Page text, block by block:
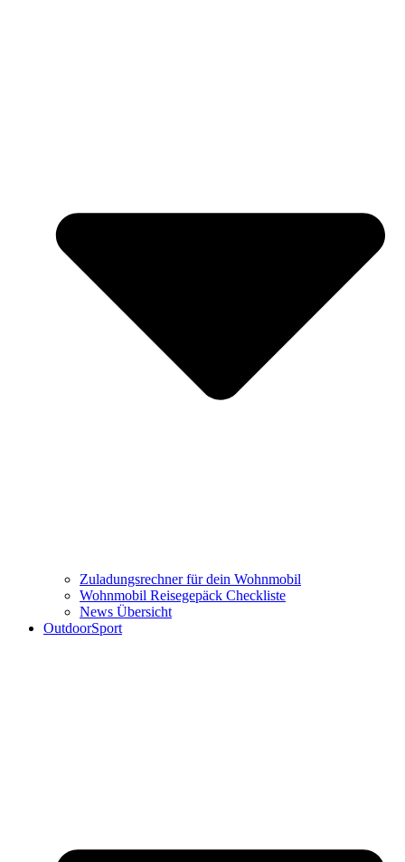
Zuladungsrechner für dein Wohnmobil
Wohnmobil Reisegepäck Checkliste
News Übersicht
OutdoorSport